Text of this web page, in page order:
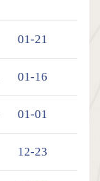
01-21
01-16
01-01
12-23